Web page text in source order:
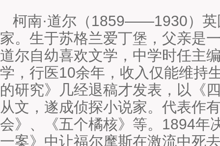
柯南·道尔（1859——1930）英
家。生于苏格兰爱丁堡，父亲是
道尔自幼喜欢文学，中学时任主
学，行医10余年，收入仅能维持
的研究》几经退稿才发表，以《
从文，遂成侦探小说家。代表作
会》、《五个橘核》等。1894年
一案》中让福尔摩斯在激流中死